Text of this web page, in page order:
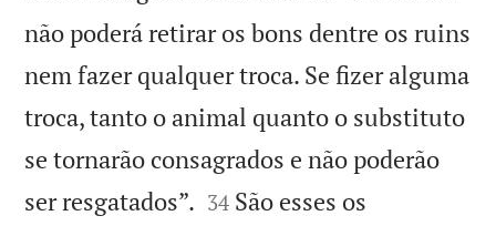
não poderá retirar os bons dentre os ruins
nem fazer qualquer troca. Se fizer alguma
troca, tanto o animal quanto o substituto
se tornarão consagrados e não poderão
ser resgatados”. 

34 São esses os